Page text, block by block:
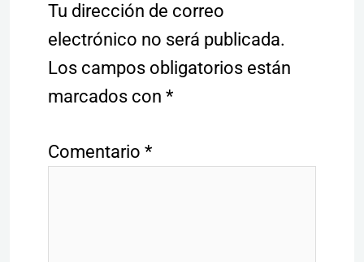
Tu dirección de correo
electrónico no será publicada.
Los campos obligatorios están
marcados con *
Comentario *